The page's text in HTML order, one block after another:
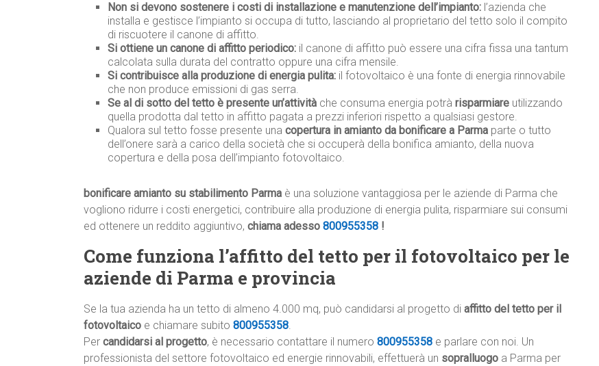
Non si devono sostenere i costi di installazione e manutenzione dell’impianto: l’azienda che
installa e gestisce l’impianto si occupa di tutto, lasciando al proprietario del tetto solo il compito
di riscuotere il canone di affitto.
Si ottiene un canone di affitto periodico: il canone di affitto può essere una cifra fissa una tantum
calcolata sulla durata del contratto oppure una cifra mensile.
Si contribuisce alla produzione di energia pulita: il fotovoltaico è una fonte di energia rinnovabile
che non produce emissioni di gas serra.
Se al di sotto del tetto è presente un’attività che consuma energia potrà risparmiare utilizzando
quella prodotta dal tetto in affitto pagata a prezzi inferiori rispetto a qualsiasi gestore.
Qualora sul tetto fosse presente una copertura in amianto da bonificare a Parma parte o tutto
dell’onere sarà a carico della società che si occuperà della bonifica amianto, della nuova
copertura e della posa dell’impianto fotovoltaico.
bonificare amianto su stabilimento Parma è una soluzione vantaggiosa per le aziende di Parma che
vogliono ridurre i costi energetici, contribuire alla produzione di energia pulita, risparmiare sui consumi
ed ottenere un reddito aggiuntivo, chiama adesso 800955358 !
Come funziona l’affitto del tetto per il fotovoltaico per le
aziende di Parma e provincia
Se la tua azienda ha un tetto di almeno 4.000 mq, può candidarsi al progetto di affitto del tetto per il
fotovoltaico e chiamare subito 800955358.
Per candidarsi al progetto, è necessario contattare il numero 800955358 e parlare con noi. Un
professionista del settore fotovoltaico ed energie rinnovabili, effettuerà un sopralluogo a Parma per